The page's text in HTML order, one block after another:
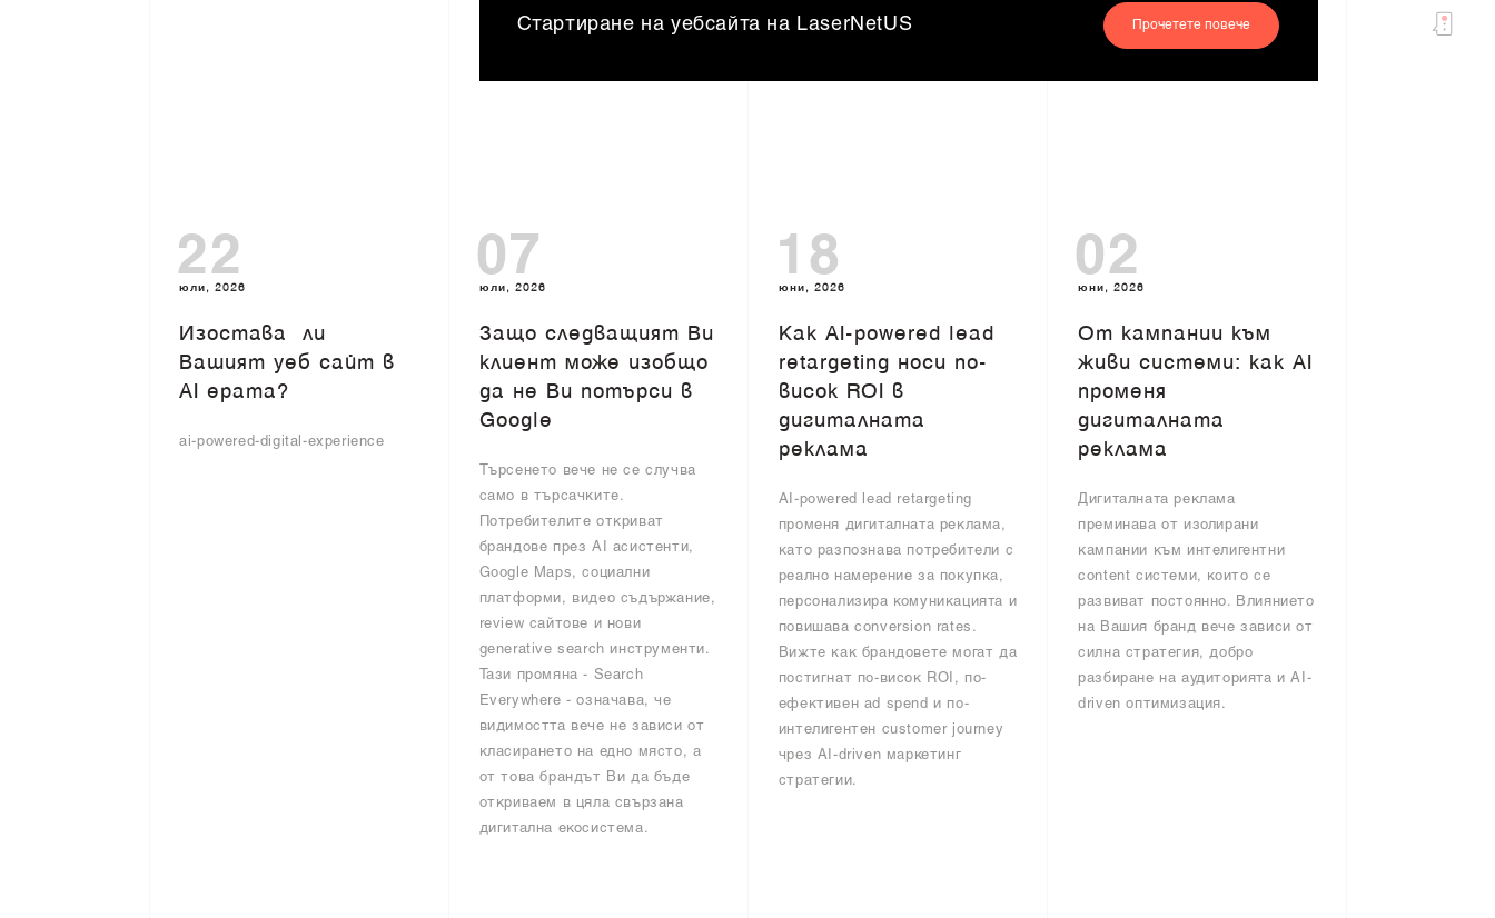
Стартиране на уебсайта на LaserNetUS Прочетете повече
22
юли, 2026
Изоставa ли
Вашият уеб сайт в
AI ерата?
ai-powered-digital-experience
07
юли, 2026
Защо следващият Ви
клиент може изобщо
да не Ви потърси в
Google
Търсенето вече не се случва
само в търсачките.
Потребителите откриват
брандове през AI асистенти,
Google Maps, социални
платформи, видео съдържание,
review сайтове и нови
generative search инструменти.
Тази промяна - Search
Everywhere - означава, че
видимостта вече не зависи от
класирането на едно място, а
от това брандът Ви да бъде
откриваем в цяла свързана
дигитална екосистема.
18
юни, 2026
Как AI-powered lead
retargeting носи по-
висок ROI в
дигиталната
реклама
AI-powered lead retargeting
променя дигиталната реклама,
като разпознава потребители с
реално намерение за покупка,
персонализира комуникацията и
повишава conversion rates.
Вижте как брандовете могат да
постигнат по-висок ROI, по-
ефективен ad spend и по-
интелигентен customer journey
чрез AI-driven маркетинг
стратегии.
02
юни, 2026
От кампании към
живи системи: как AI
променя
дигиталната
реклама
Дигиталната реклама
преминава от изолирани
кампании към интелигентни
content системи, които се
развиват постоянно. Влиянието
на Вашия бранд вече зависи от
силна стратегия, добро
разбиране на аудиторията и AI-
driven оптимизация.